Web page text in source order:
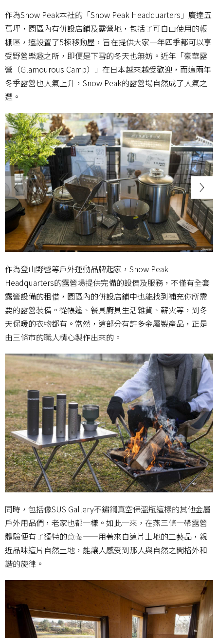
作為Snow Peak本社的「Snow Peak Headquarters」廣達五
萬坪，園區內有併設店鋪及露營地，包括了可自由使用的帳
棚區，還設置了5棟移動屋，旨在提供大家一年四季都可以享
受野營樂趣之所，即便是下雪的冬天也無妨。近年「豪華露
營（Glamourous Camp）」在日本越來越受歡迎，而這兩年
冬季露營也人氣上升，Snow Peak的露營場自然成了人氣之
選。
作為登山野營等戶外運動品牌起家，Snow Peak
Headquarters的露營場提供完備的設備及服務，不僅有全套
露營設備的租借，園區內的併設店鋪中也能找到補充你所需
要的露營裝備。從帳篷、餐具廚具生活雜貨、薪火等，到冬
天保暖的衣物都有。當然，這部分有許多金屬製產品，正是
由三條市的職人精心製作出來的。
同時，包括像SUS Gallery不鏽鋼真空保溫瓶這樣的其他金屬
戶外用品們，老家也都一樣。如此一來，在燕三條一帶露營
體驗便有了獨特的意義——用著來自這片土地的工藝品，親
近品味這片自然土地，能讓人感受到那人與自然之間格外和
諧的旋律。